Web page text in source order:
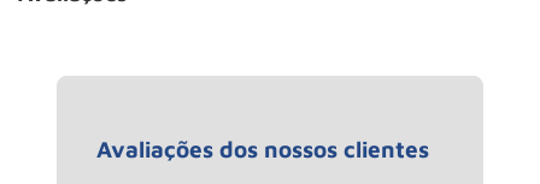
Avaliações dos nossos clientes